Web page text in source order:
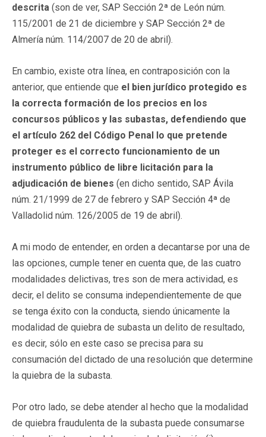
descrita (son de ver, SAP Sección 2ª de León núm.
115/2001 de 21 de diciembre y SAP Sección 2ª de
Almería núm. 114/2007 de 20 de abril).
En cambio, existe otra línea, en contraposición con la
anterior, que entiende que el bien jurídico protegido es
la correcta formación de los precios en los
concursos públicos y las subastas, defendiendo que
el artículo 262 del Código Penal lo que pretende
proteger es el correcto funcionamiento de un
instrumento público de libre licitación para la
adjudicación de bienes (en dicho sentido, SAP Ávila
núm. 21/1999 de 27 de febrero y SAP Sección 4ª de
Valladolid núm. 126/2005 de 19 de abril).
A mi modo de entender, en orden a decantarse por una de
las opciones, cumple tener en cuenta que, de las cuatro
modalidades delictivas, tres son de mera actividad, es
decir, el delito se consuma independientemente de que
se tenga éxito con la conducta, siendo únicamente la
modalidad de quiebra de subasta un delito de resultado,
es decir, sólo en este caso se precisa para su
consumación del dictado de una resolución que determine
la quiebra de la subasta.
Por otro lado, se debe atender al hecho que la modalidad
de quiebra fraudulenta de la subasta puede consumarse